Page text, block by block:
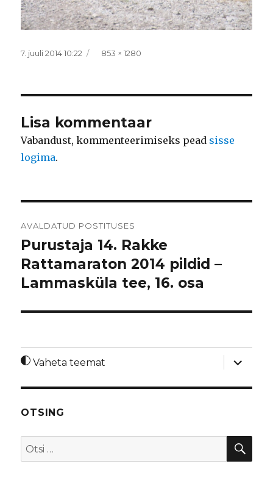
Postitatud
7. juuli 2014 10:22 Täissuurus
853 × 1280
Lisa kommentaar
Vabandust, kommenteerimiseks pead sisse
logima.
AVALDATUD POSTITUSES
Purustaja 14. Rakke
Rattamaraton 2014 pildid –
Lammasküla tee, 16. osa
Vaheta teemat
laienda
OTSING
Otsi: